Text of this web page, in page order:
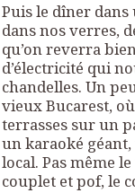
Puis le dîner
dans nos verres,
qu’on reverra
d’électricité qui
chandelles. Un
vieux Bucarest,
terrasses sur un
un karaoké
local. Pas même
couplet et pof, le